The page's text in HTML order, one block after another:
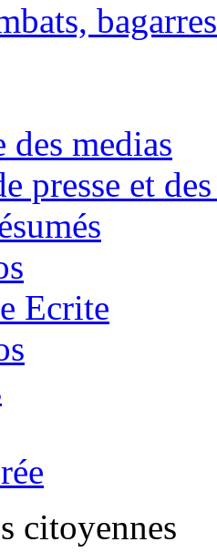
bagarres
medias
presse et
Ecrite
citoyennes